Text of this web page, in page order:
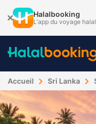
Halalbooking
L'app du voyage
Accueil Sri Lanka